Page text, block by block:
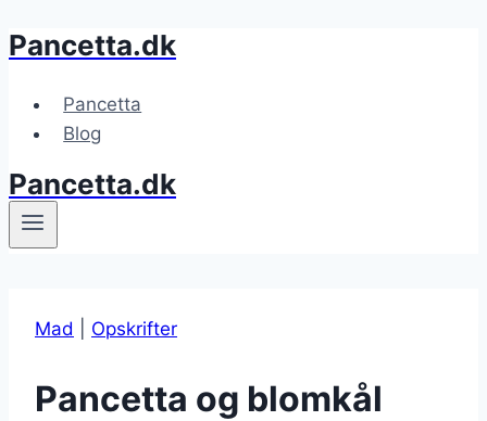
Fortsæt
indhold
Pancetta.dk
Pancetta
Blog
Pancetta.dk
Mad Opskrifter
Pancetta og blomkål